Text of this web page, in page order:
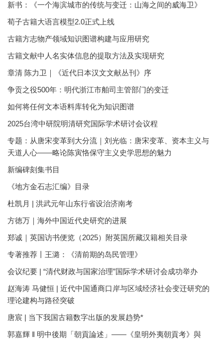
新书：《一个海滨城市的传统与变迁：山海之间的威海卫》
荀子古籍大语言模型2.0正式上线
古籍方志物产领域知识图谱构建与应用研究
古籍文献中人名实体信息的提取方法及实现研究
章清 陈力卫｜《近代日本汉文文献丛刊》序
争贡之役500年：明代浙江市舶司主管部门的变迁
如何将任何文本语料库转化为知识图谱
2025台湾中研院明清研究国际学术研讨会议程
专题：从唐宋变革到大分流｜刘光临：唐宋变革、资本主义与
天道人心——略论陈寅恪保守主义史学思想的魅力
新编碑刻集书目
《地方金石志汇编》目录
杜凯月 | 洪武元年山东行省设治济南考
方徳万｜海外中国近代史研究的进展
郑诚｜英国访书便览（2025）附英国所藏汉籍相关目录
专著推荐丨王潞：《清前期的岛民管理》
会议纪要 | “清代财政与国家治理”国际学术研讨会成功举办
赵海涛 马健恒 | 近代中国通商口岸与区域经济社会变迁研究的
理论建构与路径突破
唐宸 | 当下我国古籍数字出版的发展趋势*
郭嘉輝 ‖ 明中後期「朝貢論述」——《皇明外夷朝貢考》與